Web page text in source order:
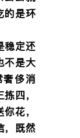
的是环
稳定还
不是大
奢侈消
四，
花，
，既然